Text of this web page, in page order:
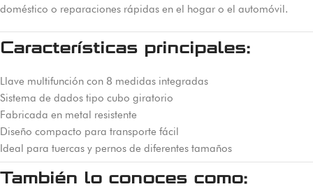
doméstico o reparaciones rápidas en el hogar o el automóvil.
Características principales:
Llave multifunción con 8 medidas integradas
Sistema de dados tipo cubo giratorio
Fabricada en metal resistente
Diseño compacto para transporte fácil
Ideal para tuercas y pernos de diferentes tamaños
También lo conoces como: